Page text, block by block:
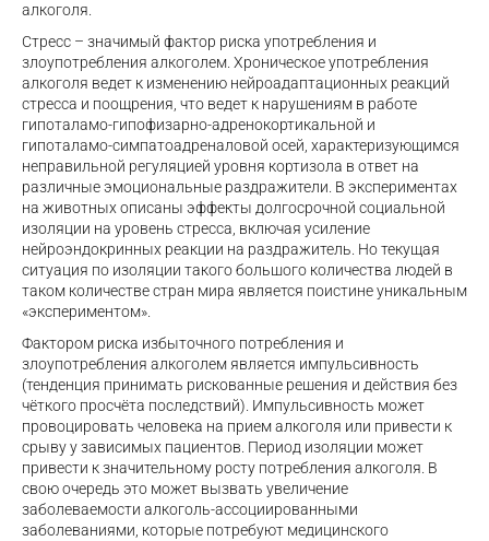
алкоголя.
Стресс – значимый фактор риска употребления и
злоупотребления алкоголем. Хроническое употребления
алкоголя ведет к изменению нейроадаптационных реакций
стресса и поощрения, что ведет к нарушениям в работе
гипоталамо-гипофизарно-адренокортикальной и
гипоталамо-симпатоадреналовой осей, характеризующимся
неправильной регуляцией уровня кортизола в ответ на
различные эмоциональные раздражители. В экспериментах
на животных описаны эффекты долгосрочной социальной
изоляции на уровень стресса, включая усиление
нейроэндокринных реакции на раздражитель. Но текущая
ситуация по изоляции такого большого количества людей в
таком количестве стран мира является поистине уникальным
«экспериментом».
Фактором риска избыточного потребления и
злоупотребления алкоголем является импульсивность
(тенденция принимать рискованные решения и действия без
чёткого просчёта последствий). Импульсивность может
провоцировать человека на прием алкоголя или привести к
срыву у зависимых пациентов. Период изоляции может
привести к значительному росту потребления алкоголя. В
свою очередь это может вызвать увеличение
заболеваемости алкоголь-ассоциированными
заболеваниями, которые потребуют медицинского